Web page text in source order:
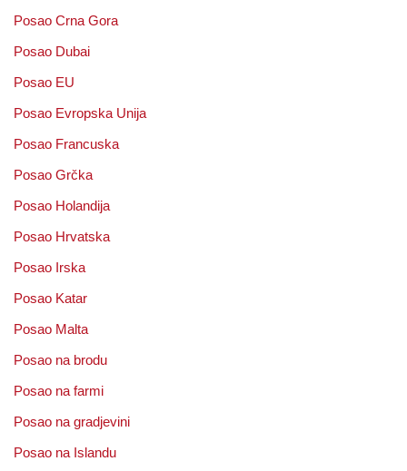
Posao Crna Gora
Posao Dubai
Posao EU
Posao Evropska Unija
Posao Francuska
Posao Grčka
Posao Holandija
Posao Hrvatska
Posao Irska
Posao Katar
Posao Malta
Posao na brodu
Posao na farmi
Posao na gradjevini
Posao na Islandu